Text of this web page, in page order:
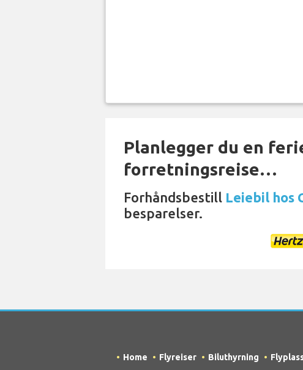
Planlegger du en
forretningsreise…
Forhåndsbestill Leiebil hos
besparelser.
Home Flyreiser Biluthyrning